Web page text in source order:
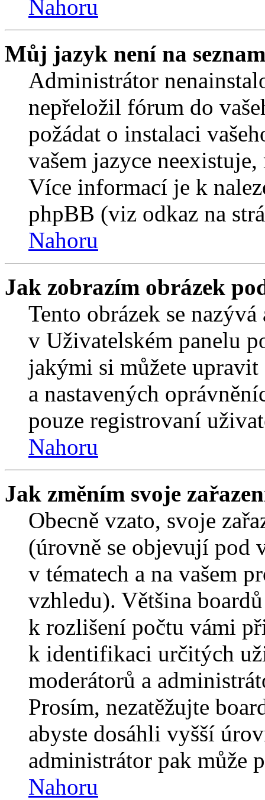
Nahoru
Můj jazyk není na
Administrátor
nepřeložil fórum do
požádat o instalaci
vašem jazyce
Více informací je k
phpBB (viz odkaz na
Nahoru
Jak zobrazím obrázek
Tento obrázek se
v Uživatelském panelu
jakými si můžete
a nastavených
pouze registrovaní
Nahoru
Jak změním svoje
Obecně vzato, svoje
(úrovně se objevují pod
v tématech a na vašem
vzhledu). Většina
k rozlišení počtu vámi
k identifikaci určitých
moderátorů a
Prosím, nezatěžujte
abyste dosáhli vyšší
administrátor pak může
Nahoru